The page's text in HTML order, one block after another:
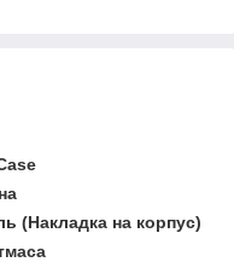
(Накладка на корпус)